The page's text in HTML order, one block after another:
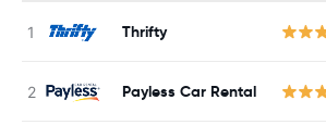
Thrifty
Payless Car Rental